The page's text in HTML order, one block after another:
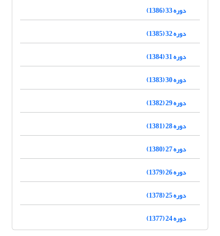
دوره 33 (1386)
دوره 32 (1385)
دوره 31 (1384)
دوره 30 (1383)
دوره 29 (1382)
دوره 28 (1381)
دوره 27 (1380)
دوره 26 (1379)
دوره 25 (1378)
دوره 24 (1377)